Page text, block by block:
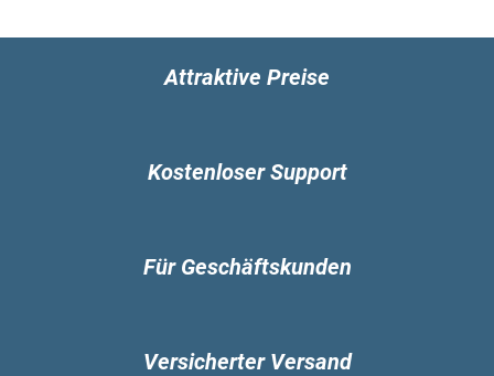
dort kontinuierlich Programme und
Computers ebenfalls automatisch geöffnet
freigeben, sodass einer uneingeschränkten
Die Benutzung aller Features von AVG
Attraktive Preise
Kostenloser Support
Für Geschäftskunden
Versicherter Versand